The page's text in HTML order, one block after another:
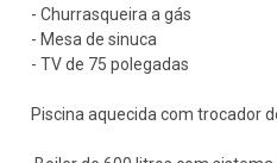
- Churrasqueira a gás
- Mesa de sinuca
- TV de 75 polegadas
Piscina aquecida com trocador